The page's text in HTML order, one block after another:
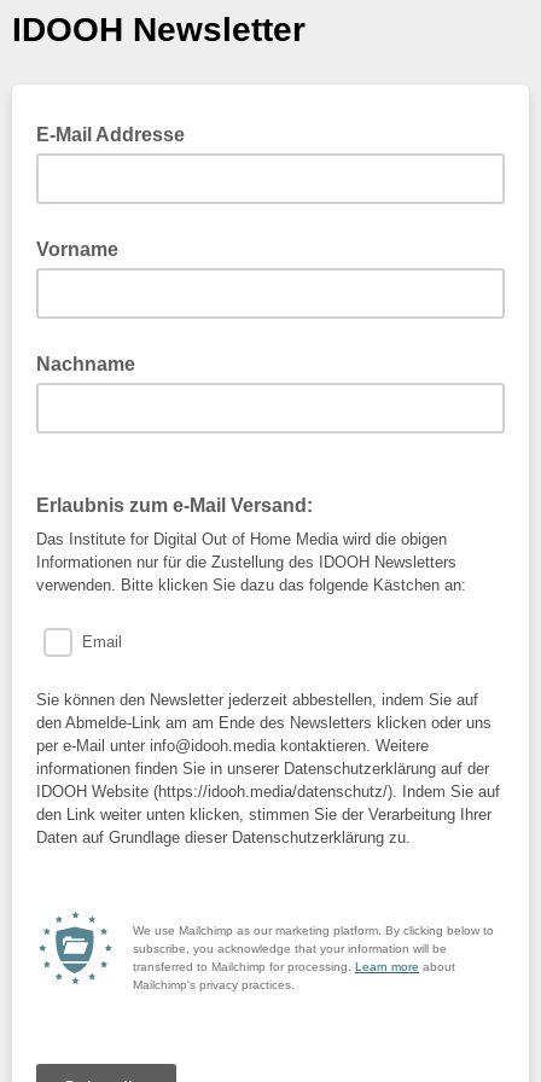
IDOOH Newsletter
E-Mail Addresse
Vorname
Nachname
Erlaubnis zum e-Mail Versand:
Das Institute for Digital Out of Home Media wird die obigen
Informationen nur für die Zustellung des IDOOH Newsletters
verwenden. Bitte klicken Sie dazu das folgende Kästchen an:
Email
Sie können den Newsletter jederzeit abbestellen, indem Sie auf
den Abmelde-Link am am Ende des Newsletters klicken oder uns
per e-Mail unter info@idooh.media kontaktieren. Weitere
informationen finden Sie in unserer Datenschutzerklärung auf der
IDOOH Website (https://idooh.media/datenschutz/). Indem Sie auf
den Link weiter unten klicken, stimmen Sie der Verarbeitung Ihrer
Daten auf Grundlage dieser Datenschutzerklärung zu.
We use Mailchimp as our marketing platform. By clicking below to
subscribe, you acknowledge that your information will be
transferred to Mailchimp for processing. Learn more about
Mailchimp's privacy practices.